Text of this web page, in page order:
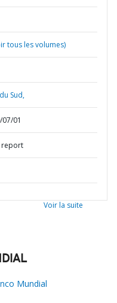
tous les volumes)
Sud,
01
report
Voir la suite
Mundial